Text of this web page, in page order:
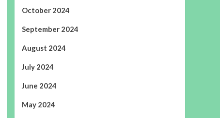
October 2024
September 2024
August 2024
July 2024
June 2024
May 2024